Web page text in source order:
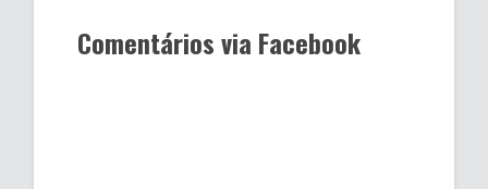
Comentários via Facebook